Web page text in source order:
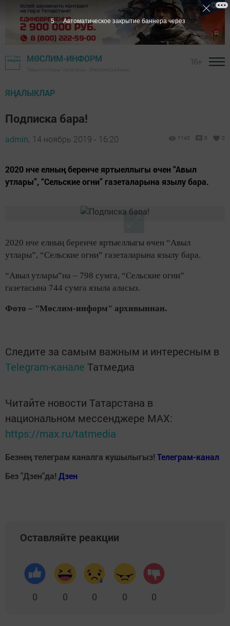
МӨСЛИМ-ИНФОРМ
ЯҢАЛЫКЛАР
Подписка бара!
admin, 14 ноябрь 2019 - 16:20 1140 0 0
2020 нче елның беренче яртыеллыгы өчен “Авыл
утлары”, “Сельские огни” газеталарына язылу бара.
2020 нче елның беренче яртыеллыгы өчен “Авыл
утлары”, “Сельские огни” газеталарына язылу бара.
“Авыл утлары”на – 798 сумга, “Сельские огни”
газетасына 744 сумга языла аласыз.
Фото – "Мөслим-информ" архивыннан.
Следите за самым важным и интересным в
Telegram-канале Татмедиа
Читайте новости Татарстана в
национальном мессенджере MАХ:
https://max.ru/tatmedia
Безнең телеграм каналга кушылыгыз! Телеграм-канал
Без "Дзен"да! Дзен
Оставляйте реакции
0 0 0 0 0
4 Автоматическое закрытие баннера через